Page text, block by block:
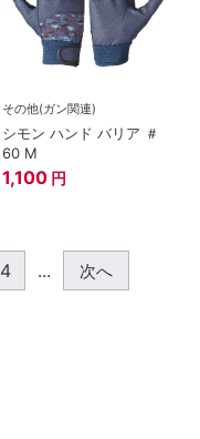
その他(ガン関連)
シモン ハンド バリア ＃
60 M
1,100 円
4 ... 次へ